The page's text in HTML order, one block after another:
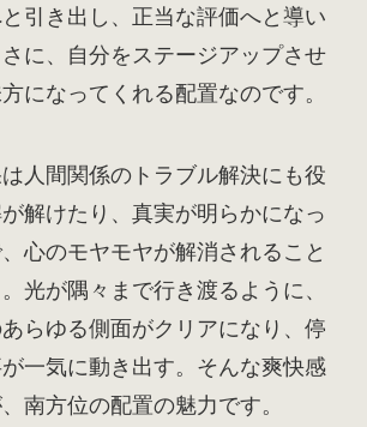
引き出し、正当な評価へと導い
に、自分をステージアップさせ
になってくれる配置なのです。
人間関係のトラブル解決にも役
解けたり、真実が明らかになっ
心のモヤモヤが解消されること
光が隅々まで行き渡るように、
らゆる側面がクリアになり、停
一気に動き出す。そんな爽快感
南方位の配置の魅力です。